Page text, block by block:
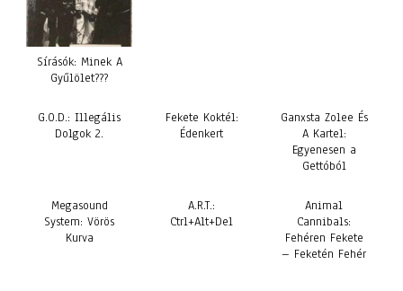
Sírásók: Minek A
Gyűlölet???
G.O.D.: Illegális
Dolgok 2.
Fekete Koktél:
Édenkert
Ganxsta Zolee És
A Kartel:
Egyenesen a
Gettóból
Megasound
System: Vörös
Kurva
A.R.T.:
Ctrl+Alt+Del
Animal
Cannibals:
Fehéren Fekete
– Feketén Fehér